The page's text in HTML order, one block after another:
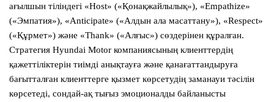
ағылшын тіліндегі «Host» («Қонақжайлылық»), «Empathize»
(«Эмпатия»), «Anticipate» («Алдын ала масаттану»), «Respect»
(«Құрмет») және «Thank» («Алғыс») сөздерінен құралған.
Стратегия Hyundai Motor компаниясының клиенттердің
қажеттіліктерін тиімді анықтауға және қанағаттандыруға
бағытталған клиенттерге қызмет көрсетудің заманауи тәсілін
көрсетеді, сондай-ақ тығыз эмоционалды байланысты